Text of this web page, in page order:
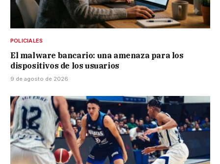
POLICIALES
El malware bancario: una amenaza para los
dispositivos de los usuarios
9 de agosto de 2026